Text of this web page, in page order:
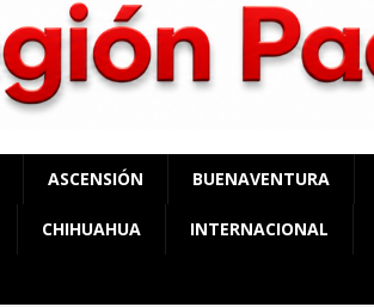
ASCENSIÓN BUENAVENTURA
CHIHUAHUA INTERNACIONAL